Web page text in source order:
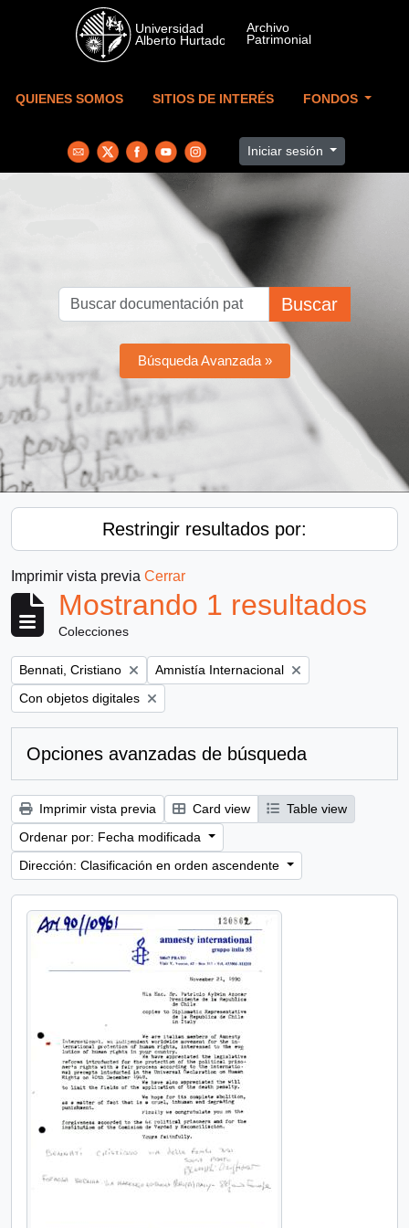
Skip to main content
QUIENES SOMOS SITIOS DE INTERÉS FONDOS
Iniciar sesión
Buscar
Búsqueda Avanzada »
Restringir resultados por:
Imprimir vista previa Cerrar
Mostrando 1 resultados
Colecciones
Remove filter:
Bennati, Cristiano Remove filter:
Amnistía Internacional
Remove filter:
Con objetos digitales
Opciones avanzadas de búsqueda
Imprimir vista previa Card view
Table view
Ordenar por: Fecha modificada
Dirección: Clasificación en orden ascendente